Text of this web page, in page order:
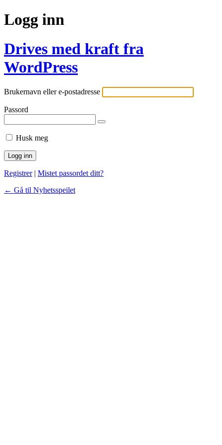
Logg inn
Drives med kraft fra
WordPress
Brukernavn eller e-postadresse
Passord
Husk meg
Registrer| Mistet passordet ditt?
← Gå til Nyhetsspeilet